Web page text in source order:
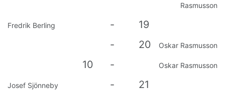
Rasmusson
Fredrik Berling -
19
-
20 Oskar Rasmusson
10 - Oskar Rasmusson
Josef Sjönneby - 21